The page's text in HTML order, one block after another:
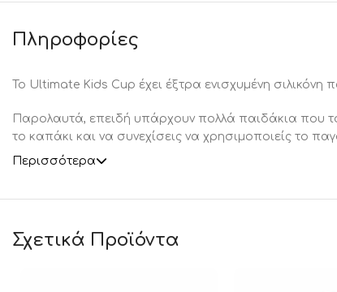
Πληροφορίες
Το Ultimate Kids Cup έχει έξτρα ενισχυμένη
Παρολαυτά, επειδή υπάρχουν πολλά παιδάκια που
το καπάκι και να συνεχίσεις να χρησιμοποιείς το
Περισσότερα
Σχετικά Προϊόντα